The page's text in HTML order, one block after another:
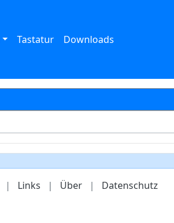
Tastatur Downloads
| Links | Über | Datenschutz